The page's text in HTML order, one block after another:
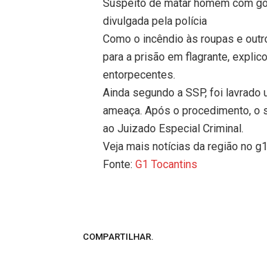
Suspeito de matar homem com
divulgada pela polícia
Como o incêndio às roupas e
para a prisão em flagrante,
entorpecentes.
Ainda segundo a SSP, foi lavrado
ameaça. Após o procedimento,
ao Juizado Especial Criminal.
Veja mais notícias da região no
Fonte:G1 Tocantins
COMPARTILHAR.